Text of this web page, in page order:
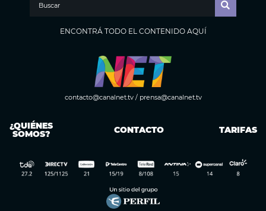
ENCONTRÁ TODO EL CONTENIDO AQUÍ
contacto@canalnet.tv/ prensa@canalnet.tv
¿QUIÉNES
SOMOS? CONTACTO TARIFAS